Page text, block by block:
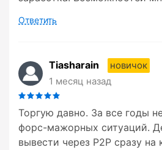
Ответить
Tiasharain
новичок
1 месяц назад
Торгую давно. За все годы
форс-мажорных ситуаций.
вывести через P2P сразу на